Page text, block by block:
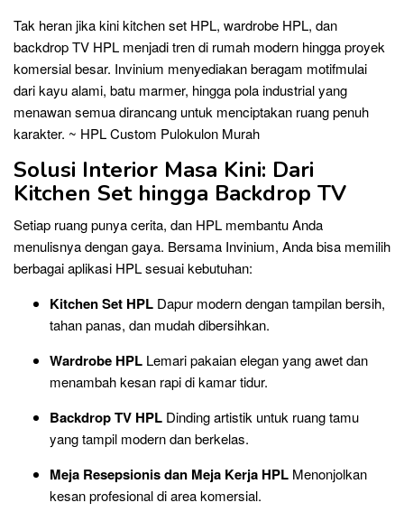
Tak heran jika kini kitchen set HPL, wardrobe HPL, dan
backdrop TV HPL menjadi tren di rumah modern hingga proyek
komersial besar. Invinium menyediakan beragam motifmulai
dari kayu alami, batu marmer, hingga pola industrial yang
menawan semua dirancang untuk menciptakan ruang penuh
karakter. ~ HPL Custom Pulokulon Murah
Solusi Interior Masa Kini: Dari
Kitchen Set hingga Backdrop TV
Setiap ruang punya cerita, dan HPL membantu Anda
menulisnya dengan gaya. Bersama Invinium, Anda bisa memilih
berbagai aplikasi HPL sesuai kebutuhan:
Kitchen Set HPL Dapur modern dengan tampilan bersih,
tahan panas, dan mudah dibersihkan.
Wardrobe HPL Lemari pakaian elegan yang awet dan
menambah kesan rapi di kamar tidur.
Backdrop TV HPL Dinding artistik untuk ruang tamu
yang tampil modern dan berkelas.
Meja Resepsionis dan Meja Kerja HPL Menonjolkan
kesan profesional di area komersial.